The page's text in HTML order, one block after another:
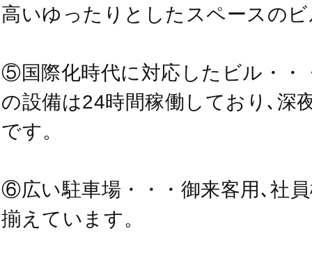
高いゆったりとしたスペースの
⑤国際化時代に対応したビル・・
の設備は24時間稼働しており､深
です。
⑥広い駐車場・・・御来客用､社
揃えています。